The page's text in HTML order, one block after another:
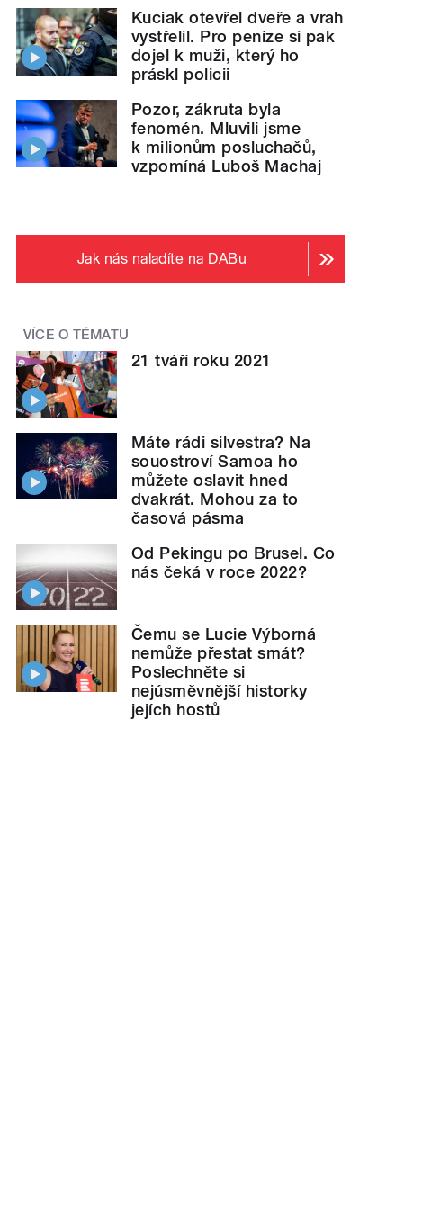
Kuciak otevřel dveře a vrah
vystřelil. Pro peníze si pak
dojel k muži, který ho
práskl policii
Pozor, zákruta byla
fenomén. Mluvili jsme
k milionům posluchačů,
vzpomíná Luboš Machaj
Jak nás naladíte na DABu
VÍCE O TÉMATU
21 tváří roku 2021
Máte rádi silvestra? Na
souostroví Samoa ho
můžete oslavit hned
dvakrát. Mohou za to
časová pásma
Od Pekingu po Brusel. Co
nás čeká v roce 2022?
Čemu se Lucie Výborná
nemůže přestat smát?
Poslechněte si
nejúsměvnější historky
jejích hostů